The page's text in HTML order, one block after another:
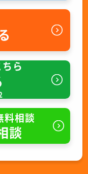
ら
料相談
談